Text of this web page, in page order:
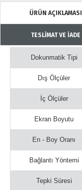
ÜRÜN AÇIKLAMASI
TESLİMAT VE İADE
Dokunmatik Tipi
Dış Ölçüler
İç Ölçüler
Ekran Boyutu
En - Boy Oranı
Bağlantı Yöntemi
Tepki Süresi